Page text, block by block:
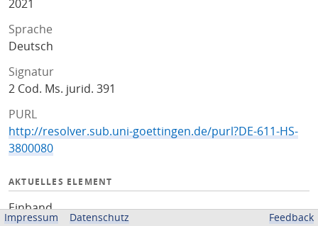
2021
Sprache
Deutsch
Signatur
2 Cod. Ms. jurid. 391
PURL
http://resolver.sub.uni-goettingen.de/purl?DE-611-HS-
3800080
AKTUELLES ELEMENT
Einband
Impressum Datenschutz Feedback